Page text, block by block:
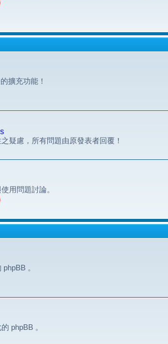
擴充功能！
疑慮，所有問題由原發表者回覆！
用問題討論。
。
phpBB 。